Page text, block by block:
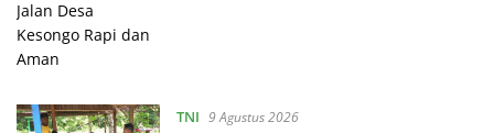
TNI 9 Agustus 2026